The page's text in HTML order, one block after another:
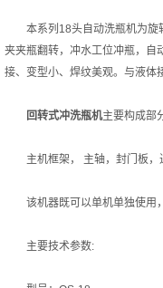
本系列18头自动洗瓶机为旋转
夹夹瓶翻转，冲水工位冲瓶，自
接、变型小、焊纹美观。与液体
回转式冲洗瓶机主要构成部
主机框架， 主轴，封门板，
该机器既可以单机单独使用，
主要技术参数: